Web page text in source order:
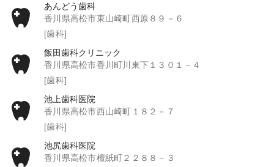
あんどう歯科
香川県高松市東山崎町西原８９－６
[歯科]
飯田歯科クリニック
香川県高松市香川町川東下１３０１－４
[歯科]
池上歯科医院
香川県高松市西山崎町１８２－７
[歯科]
池尻歯科医院
香川県高松市檀紙町２２８８－３